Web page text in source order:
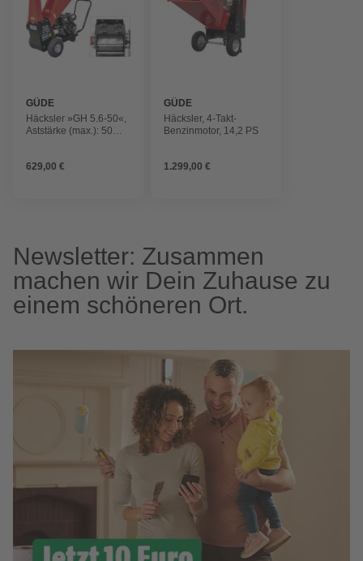
GÜDE
Häcksler »GH 5.6-50«,
Aststärke (max.): 50
629,00 €
GÜDE
Häcksler, 4-Takt-
Benzinmotor, 14,2 PS
1.299,00 €
Newsletter: Zusammen
machen wir Dein Zuhause zu
einem schöneren Ort.